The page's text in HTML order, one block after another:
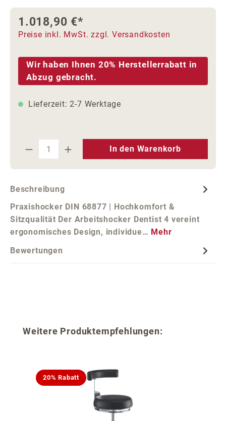
1.018,90 €*
Preise inkl. MwSt. zzgl. Versandkosten
Wir haben Ihnen 20% Herstellerrabatt in
Abzug gebracht.
Lieferzeit: 2-7 Werktage
Produkt Anzahl: Gib den
In den Warenkorb
Beschreibung
Praxishocker DIN 68877 | Hochkomfort &
Sitzqualität Der Arbeitshocker Dentist 4 vereint
ergonomisches Design, individue… Mehr
Bewertungen
Produktgalerie überspringen
Weitere Produktempfehlungen:
20% Rabatt